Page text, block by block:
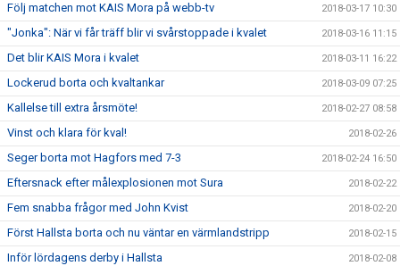
Följ matchen mot KAIS Mora på webb-tv 2018-03-17 10:30
"Jonka": När vi får träff blir vi svårstoppade i kvalet 2018-03-16 11:15
Det blir KAIS Mora i kvalet 2018-03-11 16:22
Lockerud borta och kvaltankar 2018-03-09 07:25
Kallelse till extra årsmöte! 2018-02-27 08:58
Vinst och klara för kval! 2018-02-26
Seger borta mot Hagfors med 7-3 2018-02-24 16:50
Eftersnack efter målexplosionen mot Sura 2018-02-22
Fem snabba frågor med John Kvist 2018-02-20
Först Hallsta borta och nu väntar en värmlandstripp 2018-02-15
Inför lördagens derby i Hallsta 2018-02-08